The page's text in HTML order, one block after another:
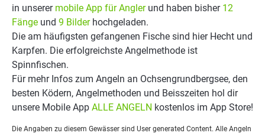
in unserer mobile App für Anglerund haben bisher 12
Fänge und 9 Bilderhochgeladen.
Die am häufigsten gefangenen Fische sind hier Hecht und
Karpfen. Die erfolgreichste Angelmethode ist
Spinnfischen.
Für mehr Infos zum Angeln an Ochsengrundbergsee, den
besten Ködern, Angelmethoden und Beisszeiten hol dir
unsere Mobile App ALLE ANGELN kostenlos im App Store!
Die Angaben zu diesem Gewässer sind User generated Content. Alle Angeln